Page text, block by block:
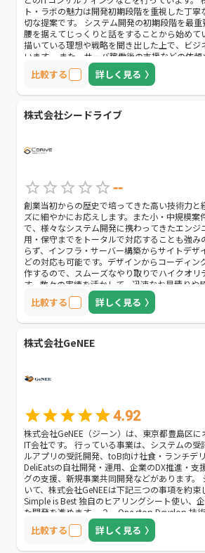
ト・ラボの魅力は開発初期段階を重視した丁
切な提案です。 システム開発の初期段階を最
腰を据えてじっくりと話をすることから始めて
描いている理想や戦略を聞き出した上で、ビジ
います。 また、サーバ稼働後の支援などの依
ージドサーバサービスやMSP、オンプレミスか
とした、インフラ保守だけでは終わらない様々
比較する 詳しく見る
株式会社シードライブ
--
創業当初からの歴史で培ってきた高い技術力と
ズに細やかにお応えします。また小・中規模案
で、様々なシステム開発に携わってきたエンジ
用・保守までをトータルで対応することも強み
らず、インフラ・サーバー構築からサイトデザ
どの対応も可能です。デザインからコーディン
作するので、スムーズなやり取りでハイクオリ
す。数々の実績を活かして、迅速なお見積りや
きる場合がありますので、まずはお気軽にご相
比較する 詳しく見る
株式会社GeNEE
4.92
株式会社GeNEE（ジーン）は、東京都豊島区
IT会社です。 行っている事業は、システムの受
ルアプリの受託開発、toB向け社食・ランチデ
DeliEatsの自社開発・運用、企業のDX推進・支
グの支援、新規事業共同開発などがあります。
いて、株式会社GeNEEは下記三つの事項を約束
Simple is Best 独自のヒアリングシート使い、
た開発を進めます。 ２．One stop Develop 技
ナが密に連携しており、ワンストップ開発・対
Good Relationship 案件進行中、チャットシス
の疑問・困りごとに迅速・的確な対応を行いま
比較する 詳しく見る